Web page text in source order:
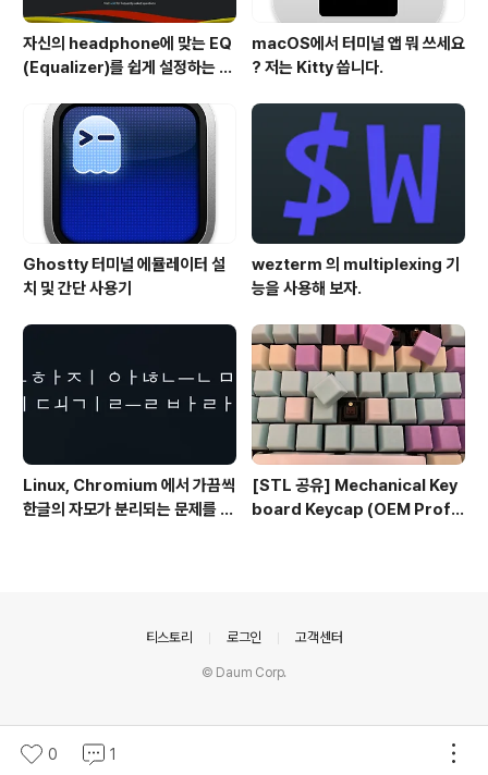
자신의 headphone에 맞는 EQ
(Equalizer)를 쉽게 설정하는 방
macOS에서 터미널 앱 뭐 쓰세요
? 저는 Kitty 씁니다.
Ghostty 터미널 에뮬레이터 설
치 및 간단 사용기
wezterm 의 multiplexing 기
능을 사용해 보자.
Linux, Chromium 에서 가끔씩
한글의 자모가 분리되는 문제를 해
[STL 공유] Mechanical Key
board Keycap (OEM Profil
0 1
티스토리 로그인 고객센터
© Daum Corp.